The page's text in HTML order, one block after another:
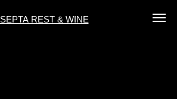
SEPTA REST & WINE